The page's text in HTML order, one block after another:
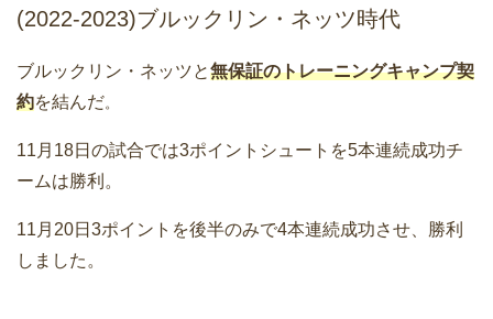
(2022-2023)ブルックリン・ネッツ時代
ブルックリン・ネッツと無保証のトレーニングキャンプ契
約を結んだ。
11月18日の試合では3ポイントシュートを5本連続成功チ
ームは勝利。
11月20日3ポイントを後半のみで4本連続成功させ、勝利
しました。